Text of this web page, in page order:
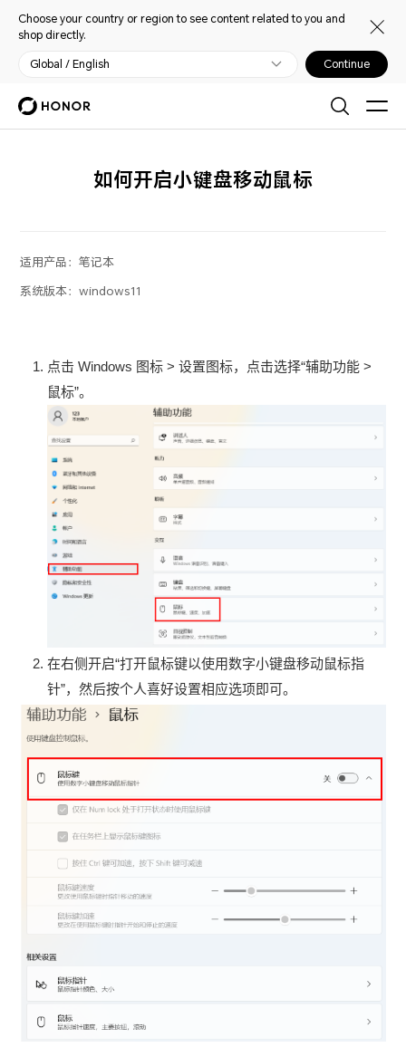
Choose your country or region to see content related to you and
shop directly.
Global / English Continue
如何开启小键盘移动鼠标
适用产品：笔记本
系统版本：windows11
点击 Windows 图标 > 设置图标，点击选择“辅助功能 >
鼠标”。
在右侧开启“打开鼠标键以使用数字小键盘移动鼠标指
针”，然后按个人喜好设置相应选项即可。